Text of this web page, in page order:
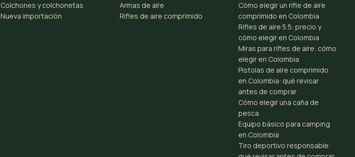
Colchones y colchonetas
Nueva importación
Armas de aire
Rifles de aire comprimido
Cómo elegir un rifle de aire
comprimido en Colombia
Rifles de aire 5.5: precio y
cómo elegir en Colombia
Miras para rifles de aire: cómo
elegir en Colombia
Pistolas de aire comprimido
en Colombia: qué revisar
antes de comprar
Cómo elegir una caña de
pesca
Equipo básico para camping
en Colombia
Tiro deportivo responsable: